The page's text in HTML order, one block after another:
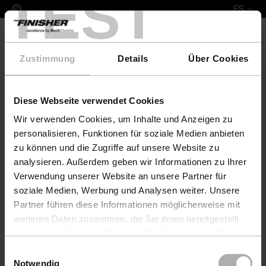
TEST
Zustimmung Details Über Cookies
Diese Webseite verwendet Cookies
Wir verwenden Cookies, um Inhalte und Anzeigen zu
personalisieren, Funktionen für soziale Medien anbieten
zu können und die Zugriffe auf unsere Website zu
analysieren. Außerdem geben wir Informationen zu Ihrer
Verwendung unserer Website an unsere Partner für
soziale Medien, Werbung und Analysen weiter. Unsere
Partner führen diese Informationen möglicherweise mit
weiteren Daten zusammen, die Sie ihnen bereitgestellt
Einstellungen zu den Cookies finden Sie unter
Notwendig
ES
COLOURLOCK Leather Fresh 100 ml Ewald Schillig